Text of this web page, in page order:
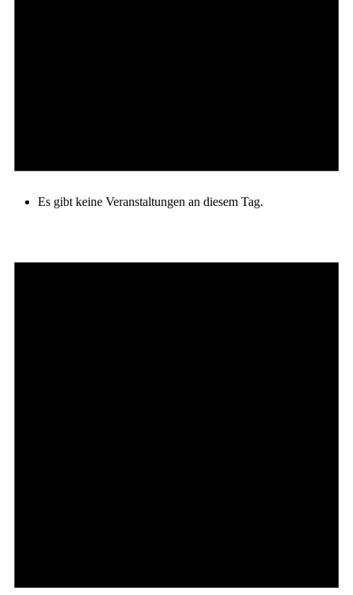
Es gibt keine Veranstaltungen an diesem Tag.